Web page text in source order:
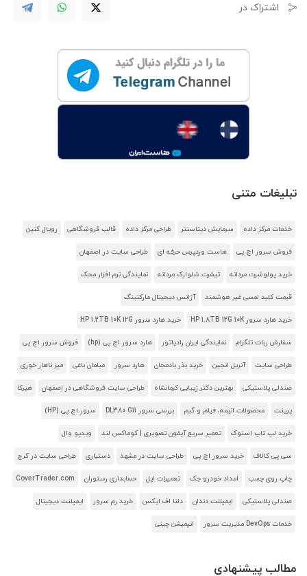
اشتراک در
تبلیغات متنی
خدمات مرکز داده سرمایش دیتاسنتر طراحی مرکز داده قالب فروشگاهی رویال کنین
فروش سرور اچ پی هاست وردپرس حرفه ای طراحی سایت در اصفهان
خرید پولوشرت مردانه تیشرت شلوارک مردانه نمایندگی نرم افزار محک
قیمت کلید لمسی غیر هوشمند آژانس دیجیتال مارکتینگ
خرید هارد سرور HP 1.8TB 12G 10K خرید هارد سرور HP 1.2TB 10K 12G
سفارش ربات تلگرام نمایندگی ایران رادیاتور هارد سرور اچ پی (hp) فروش سرور اچ پی
طراحی سایت آنریل انجین خرید بذر بادمجان هارد سرور مبلمان باغی میز ناهار خوری
صندلی پلاستیکی بهترین دکتر زیبایی کرمانشاه طراحی سایت فروشگاهی در اصفهان هیرکا
پرینت محصولات انیمه، فیلم و گیم بررسی سرور DL380 G11 سرور اچ پی (HP)
خرید لپ تاپ استوک تعمیر سریع آیفون تصویری | کوماکس لند ویدیو وال
سی پی کالاف خرید سرور اچ پی طراحی سایت در مشهد دستیاری طراحی سایت در کرج
چاپ روی چسب امداد خودرو جک تعمیرات اپل حسابداری رستوران CoverTrader.com
صندلی پلاستیکی ایمپلنت دندان دلتا اف ایکس خرید رم سرور ایمپلنت دیجیتال
خدمات DevOps مدیریت سرور انیمیشن چینی
مطالب پیشنهادی